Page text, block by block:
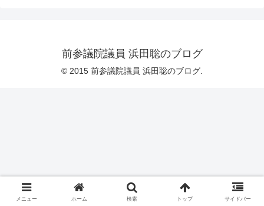
前参議院議員 浜田聡のブログ
© 2015 前参議院議員 浜田聡のブログ.
メニュー ホーム 検索 トップ サイドバー